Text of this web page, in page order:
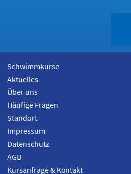
Schwimmkurse
Aktuelles
Über uns
Häufige Fragen
Standort
Impressum
Datenschutz
AGB
Kursanfrage & Kontakt